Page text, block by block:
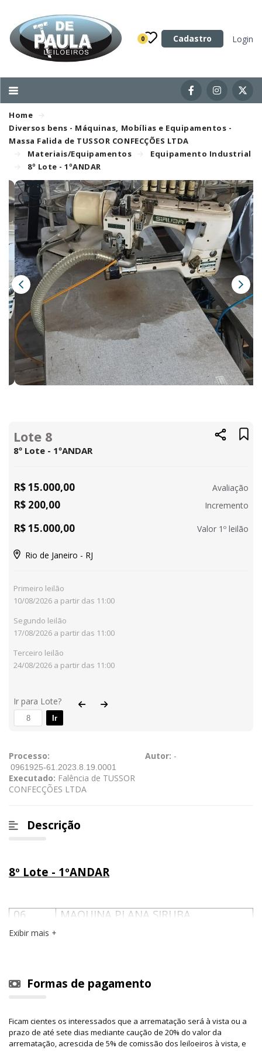
0 Cadastro Login
Categoria
Imóveis
Acessórios para Veículos
Máquinas
Home
Diversos bens - Máquinas, Mobílias e Equipamentos -
Massa Falida de TUSSOR CONFECÇÕES LTDA
Materiais/Equipamentos
Equipamento Industrial
8º Lote - 1ºANDAR
Processo: Autor: -
Executado: Falência de TUSSOR
CONFECÇÕES LTDA
Descrição
8º Lote - 1ºANDAR
06
MAQUINA PLANA SIRUBA
VALOR TOTAL DO 8º LOTE R$15.000,00
Exibir mais
Formas de pagamento
Ficam cientes os interessados que a arrematação será à vista ou a
prazo de até sete dias mediante caução de 20% do valor da
arrematação, acrescida de 5% de comissão dos leiloeiros à vista, e
Lote 8
8º Lote - 1ºANDAR
R$ 15.000,00 Avaliação
R$ 200,00 Incremento
R$ 15.000,00 Valor 1º leilão
Rio de Janeiro - RJ
Primeiro leilão
10/08/2026 a partir das 11:00
Segundo leilão
17/08/2026 a partir das 11:00
Terceiro leilão
24/08/2026 a partir das 11:00
Ir para Lote?
Ir